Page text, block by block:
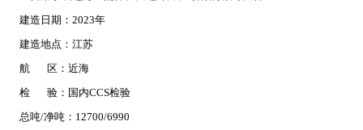
建造日期：2023年
建造地点：江苏
航 区：近海
检 验：国内CCS检验
总吨/净吨：12700/6990